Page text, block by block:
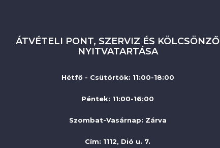
ÁTVÉTELI PONT, SZERVIZ ÉS KÖLCSÖNZŐ
NYITVATARTÁSA
Hétfő - Csütörtök: 11:00-18:00
Péntek: 11:00-16:00
Szombat-Vasárnap: Zárva
Cím: 1112, Dió u. 7.